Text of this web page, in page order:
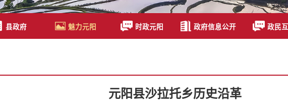
县政府 魅力元阳 时政元阳 政府信息公开 政民
元阳县沙拉托乡历史沿革